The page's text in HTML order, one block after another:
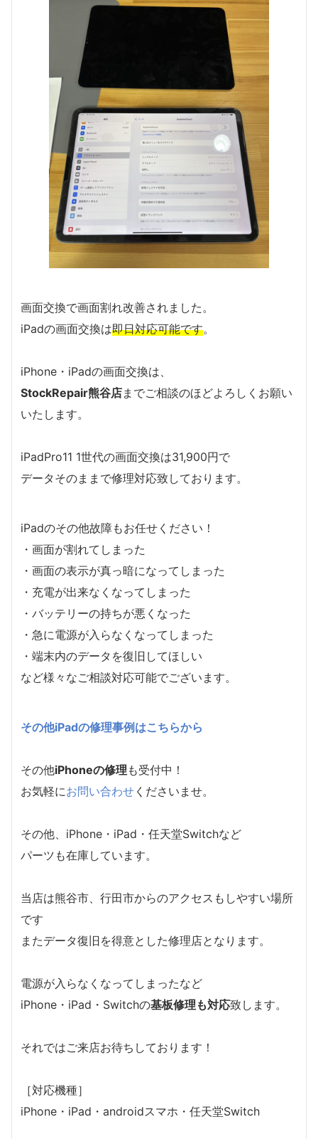
画面交換で画面割れ改善されました。
iPadの画面交換は即日対応可能です。
iPhone・iPadの画面交換は、
StockRepair熊谷店までご相談のほどよろしくお願い
いたします。
iPadPro11 1世代の画面交換は31,900円で
データそのままで修理対応致しております。
iPadのその他故障もお任せください！
・画面が割れてしまった
・画面の表示が真っ暗になってしまった
・充電が出来なくなってしまった
・バッテリーの持ちが悪くなった
・急に電源が入らなくなってしまった
・端末内のデータを復旧してほしい
など様々なご相談対応可能でございます。
その他iPadの修理事例はこちらから
その他iPhoneの修理 も受付中！
お気軽にお問い合わせ くださいませ。
その他、iPhone・iPad・任天堂Switchなど
パーツも在庫しています。
当店は熊谷市、行田市からのアクセスもしやすい場所
です
またデータ復旧を得意とした修理店となります。
電源が入らなくなってしまったなど
iPhone・iPad・Switchの基板修理も対応致します。
それではご来店お待ちしております！
［対応機種］
iPhone・iPad・androidスマホ・任天堂Switch